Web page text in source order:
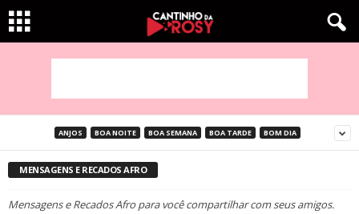
ANJOS BOA NOITE BOA SEMANA BOA TARDE BOM DIA
MENSAGENS E RECADOS AFRO
Mensagens e Recados Afro para você compartilhar com seus amigos.